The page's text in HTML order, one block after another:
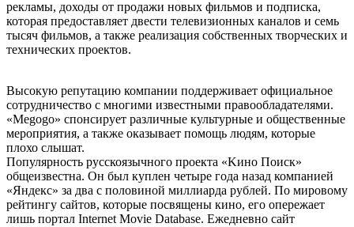
рекламы, доходы от продажи новых фильмов и подписка,
которая предоставляет двести телевизионных каналов и семь
тысяч фильмов, а также реализация собственных творческих и
технических проектов.
Высокую репутацию компании поддерживает официальное
сотрудничество с многими известными правообладателями.
«Меgоgо» спонсирует различные культурные и общественные
мероприятия, а также оказывает помощь людям, которые
плохо слышат.
Популярность русскоязычного проекта «Kинo Пoиcк»
общеизвестна. Он был куплен четыре года назад компанией
«Яндекс» за два с половиной миллиарда рублей. По мировому
рейтингу сайтов, которые посвящены кино, его опережает
лишь портал Internet Movie Database. Ежедневно сайт